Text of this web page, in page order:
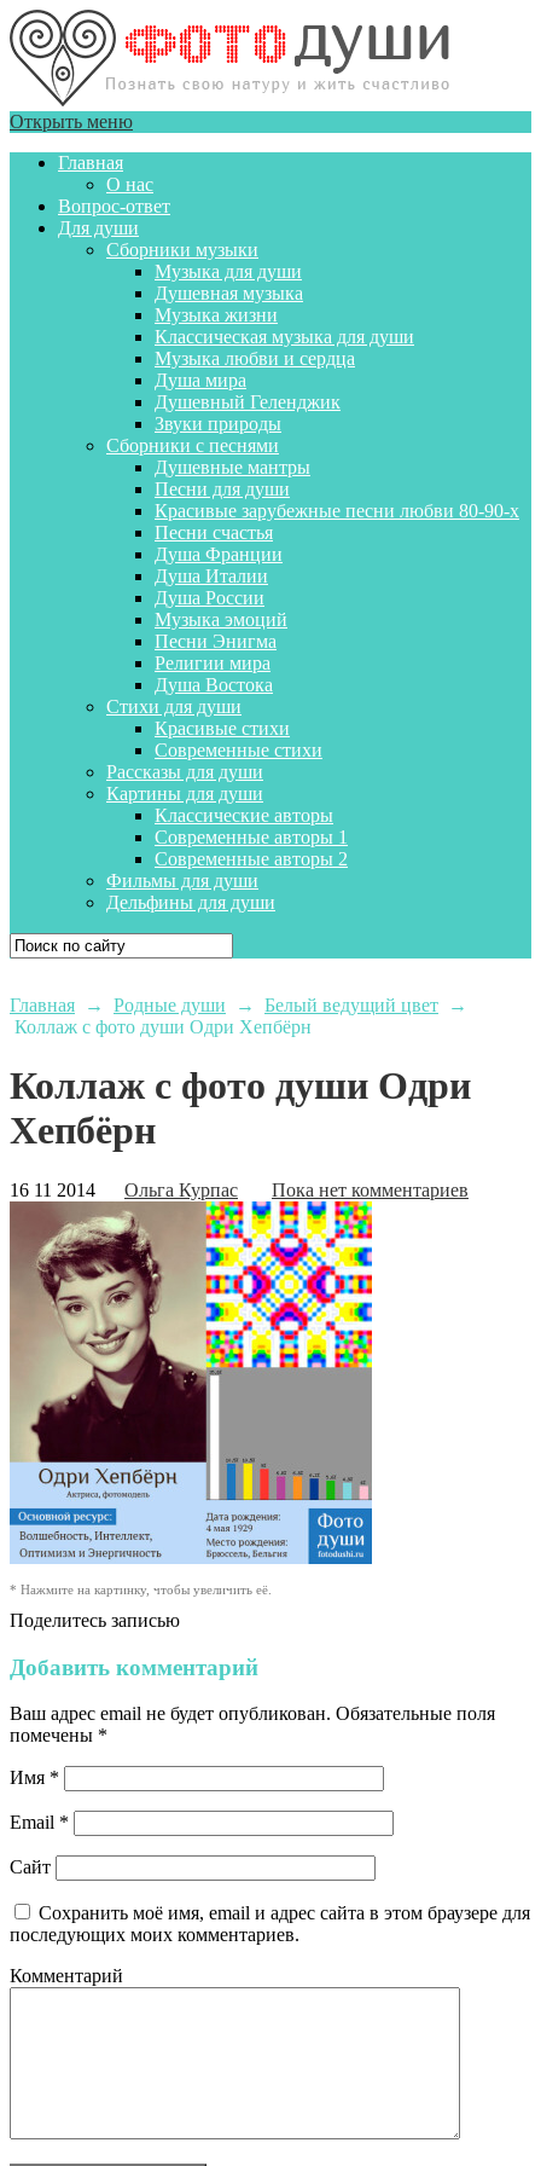
Открыть меню
Главная
О нас
Вопрос-ответ
Для души
Сборники музыки
Музыка для души
Душевная музыка
Музыка жизни
Классическая музыка для души
Музыка любви и сердца
Душа мира
Душевный Геленджик
Звуки природы
Сборники с песнями
Душевные мантры
Песни для души
Красивые зарубежные песни любви 80-90-х
Песни счастья
Душа Франции
Душа Италии
Душа России
Музыка эмоций
Песни Энигма
Религии мира
Душа Востока
Стихи для души
Красивые стихи
Современные стихи
Рассказы для души
Картины для души
Классические авторы
Современные авторы 1
Современные авторы 2
Фильмы для души
Дельфины для души
Главная → Родные души → Белый ведущий цвет →
Коллаж с фото души Одри Хепбёрн
Коллаж с фото души Одри
Хепбёрн
16 11 2014 Ольга Курпас Пока нет комментариев
* Нажмите на картинку, чтобы увеличить её.
Поделитесь записью
Добавить комментарий
Ваш адрес email не будет опубликован. Обязательные поля
помечены *
Имя *
Email *
Сайт
Сохранить моё имя, email и адрес сайта в этом браузере для
последующих моих комментариев.
Комментарий